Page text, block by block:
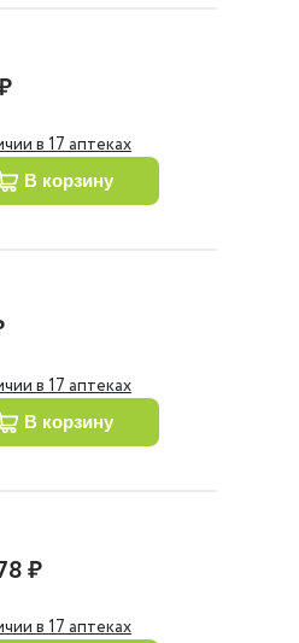
в 17 аптеках
в корзину
в 17 аптеках
в корзину
₽
в 17 аптеках